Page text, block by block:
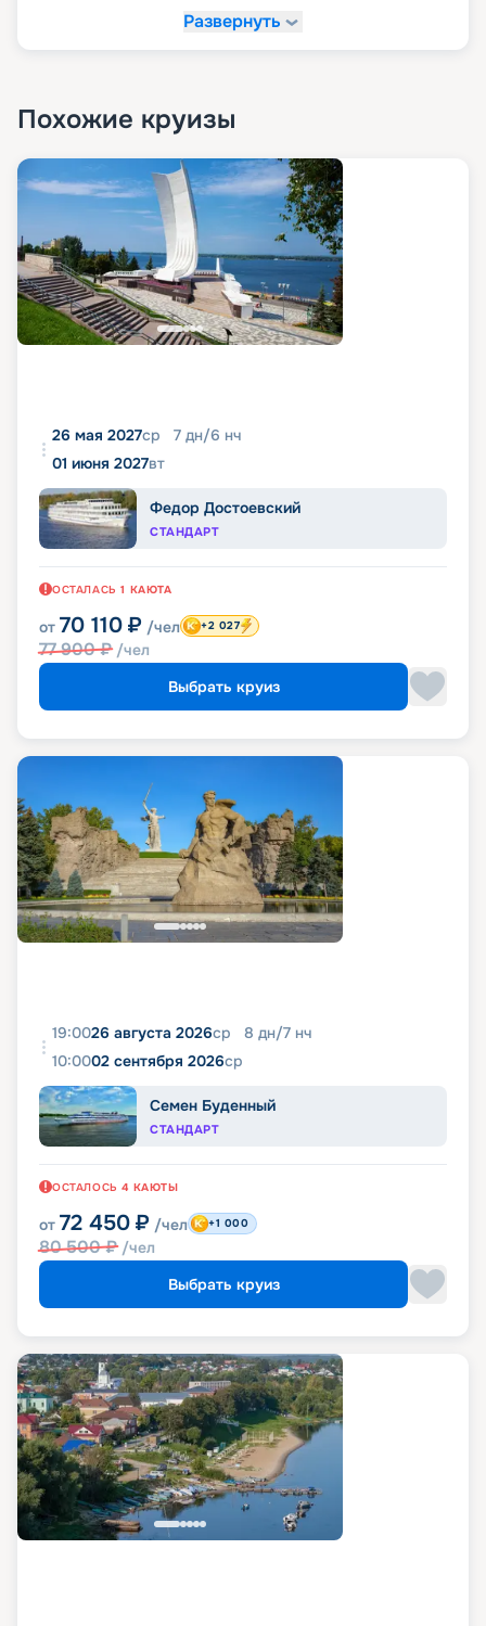
Развернуть
Похожие круизы
26 мая 2027ср 7 дн/6 нч
01 июня 2027вт
Федор Достоевский
СТАНДАРТ
ОСТАЛАСЬ 1 КАЮТА
от 70 110 ₽ /чел
77 900₽ /чел
+2 027
Выбрать круиз
19:0026 августа 2026ср 8 дн/7 нч
10:0002 сентября 2026ср
Семен Буденный
СТАНДАРТ
ОСТАЛОСЬ 4 КАЮТЫ
от 72 450 ₽ /чел
80 500₽ /чел
+1 000
Выбрать круиз